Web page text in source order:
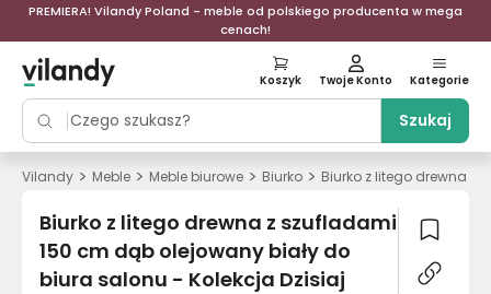
PREMIERA! Vilandy Poland - meble od polskiego producenta w mega
cenach!
Szukaj
Koszyk Twoje Konto Kategorie
Vilandy > Meble > Meble biurowe > Biurko > Biurko z litego drewna z
Biurko z litego drewna z szufladami
150 cm dąb olejowany biały do
biura salonu - Kolekcja Dzisiaj